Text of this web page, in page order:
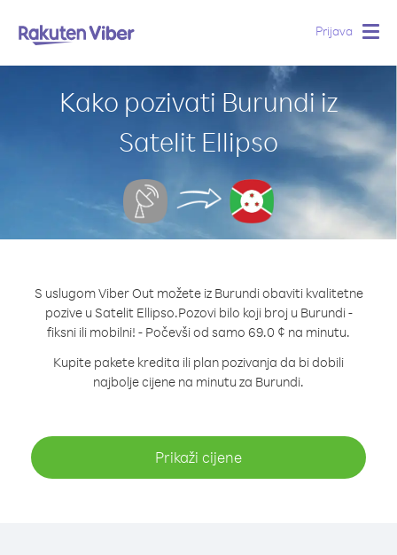
Prijava
Kako pozivati Burundi iz
Satelit Ellipso
S uslugom Viber Out možete iz Burundi obaviti kvalitetne
pozive u Satelit Ellipso.Pozovi bilo koji broj u Burundi -
fiksni ili mobilni! - Počevši od samo 69.0 ¢ na minutu.
Kupite pakete kredita ili plan pozivanja da bi dobili
najbolje cijene na minutu za Burundi.
Prikaži cijene